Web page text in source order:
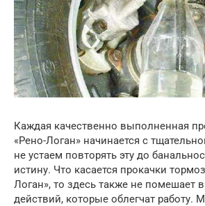
Каждая качественно выполненная
«Рено-Логан» начинается с
не устаем повторять эту до
истину. Что касается прокачки
Логан», то здесь также не помешает
действий, которые облегчат работу.